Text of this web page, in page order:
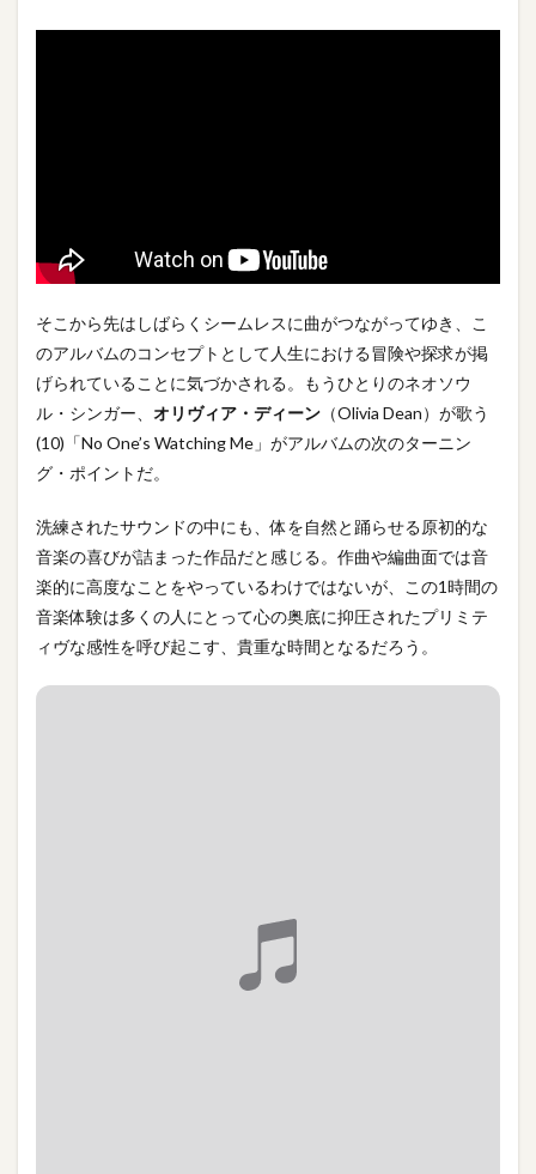
そこから先はしばらくシームレスに曲がつながってゆき、こ
のアルバムのコンセプトとして人生における冒険や探求が掲
げられていることに気づかされる。もうひとりのネオソウ
ル・シンガー、 オリヴィア・ディーン （Olivia Dean）が歌う
(10)「No One’s Watching Me」がアルバムの次のターニン
グ・ポイントだ。
洗練されたサウンドの中にも、体を自然と踊らせる原初的な
音楽の喜びが詰まった作品だと感じる。作曲や編曲面では音
楽的に高度なことをやっているわけではないが、この1時間の
音楽体験は多くの人にとって心の奥底に抑圧されたプリミテ
ィヴな感性を呼び起こす、貴重な時間となるだろう。